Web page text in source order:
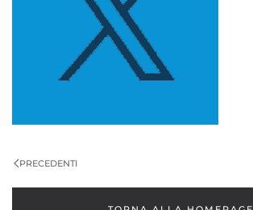
PRECEDENTI